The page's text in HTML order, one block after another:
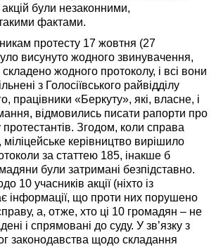
були незаконними,
фактами.
протесту 17 жовтня (27
висунуто жодного звинувачення,
жодного протоколу, і всі вони
з Голосіївського райвідділу
працівники «Беркуту», які, власне, і
відмовились писати рапорти про
Згодом, коли справа
міліцейське керівництво вирішило
за статтею 185, інакше б
були затримані безпідставно.
10 учасників акції (ніхто із
інформації, що проти них порушено
а, отже, хто ці 10 громадян – не
і спрямовані до суду. У зв’язку з
законодавства щодо складання